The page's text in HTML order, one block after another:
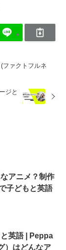
ファクトフルネ
ジと
アニメ？制作
子どもと英語
英語 | Peppa
）はどんなア